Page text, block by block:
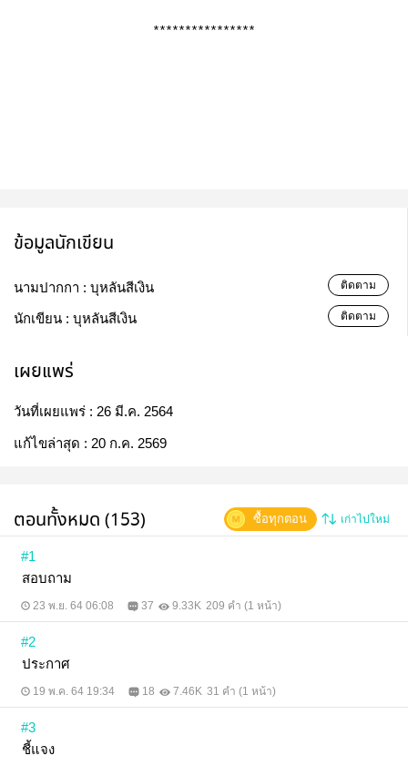
****************
ข้อมูลนักเขียน
นามปากกา : บุหลันสีเงิน ติดตาม
นักเขียน : บุหลันสีเงิน ติดตาม
เผยแพร่
วันที่เผยแพร่ : 26 มี.ค. 2564
แก้ไขล่าสุด : 20 ก.ค. 2569
ตอนทั้งหมด (153) เก่าไปใหม่
ซื้อทุกตอน
#1
สอบถาม
23 พ.ย. 64 06:08 37 9.33K 209 คำ (1 หน้า)
#2
ประกาศ
19 พ.ค. 64 19:34 18 7.46K 31 คำ (1 หน้า)
#3
ชี้แจง